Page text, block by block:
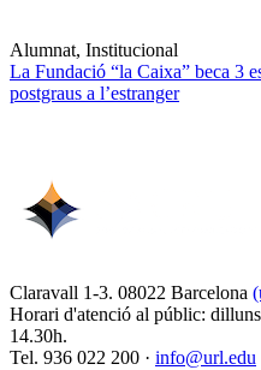
Alumnat, Institucional
La Fundació “la Caixa” beca 3
postgraus a l’estranger
Claravall 1-3. 08022 Barcelona
Horari d'atenció al públic:
14.30h.
Tel. 936 022 200 · info@url.edu